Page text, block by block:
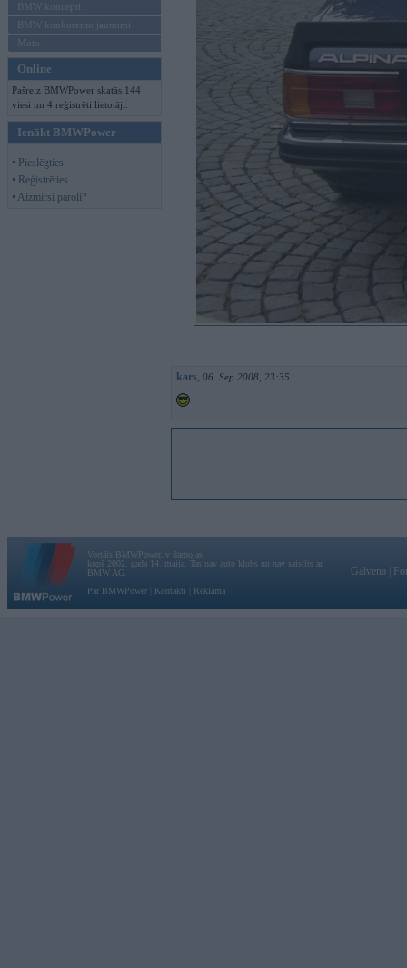
BMW koncepti
BMW konkurentu jaunumi
Moto
Online
Pašreiz BMWPower skatās 144
viesi un 4 reģistrēti lietotāji.
Ienākt BMWPower
• Pieslēgties
• Reģistrēties
• Aizmirsi paroli?
kars, 06. Sep 2008, 23:35
Vortāls BMWPower.lv darbojas
kopš 2002. gada 14. maija. Tas nav auto klubs un nav saistīts ar
BMW AG.
Par BMWPower
Kontakti Reklāma
Galvena